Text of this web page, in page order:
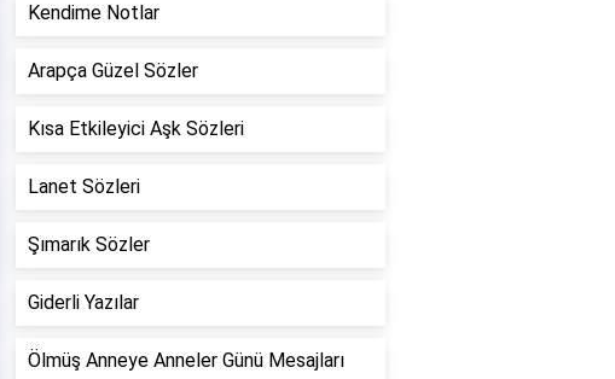
Kendime Notlar
Arapça Güzel Sözler
Kısa Etkileyici Aşk Sözleri
Lanet Sözleri
Şımarık Sözler
Giderli Yazılar
Ölmüş Anneye Anneler Günü Mesajları